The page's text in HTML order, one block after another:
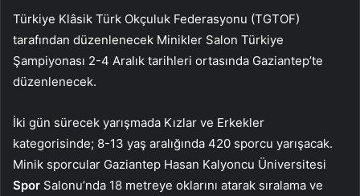
Türkiye Klâsik Türk Okçuluk Federasyonu (TGTOF)
tarafından düzenlenecek Minikler Salon Türkiye
Şampiyonası 2-4 Aralık tarihleri ortasında Gaziantep’te
düzenlenecek.
İki gün sürecek yarışmada Kızlar ve Erkekler
kategorisinde; 8-13 yaş aralığında 420 sporcu yarışacak.
Minik sporcular Gaziantep Hasan Kalyoncu Üniversitesi
Spor Salonu’nda 18 metreye oklarını atarak sıralama ve